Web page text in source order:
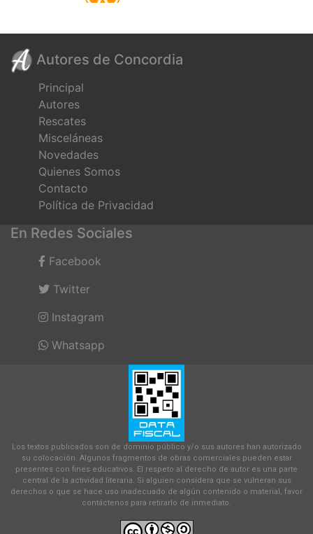
Autores de Concordia
Principal
Autores
Rescates
Misceláneas
Novedades
Quienes Somos
Contacto
Política de Privacidad
En Redes Sociales
Facebook
Twitter
Instagram
Whatsapp
Los textos publicados son de dominio público y/o sus autores han autorizado
su colocación. Algunos fragmentos de obras comerciales pueden estar
presentes con fines educativos. El respeto al derecho de autor es una parte
central de la actividad literaria. Si alguien considera que se vulneran sus
derechos o que se hace uso inadecuado de algún contenido o material, favor
contáctenos para retirarlo de inmediato.